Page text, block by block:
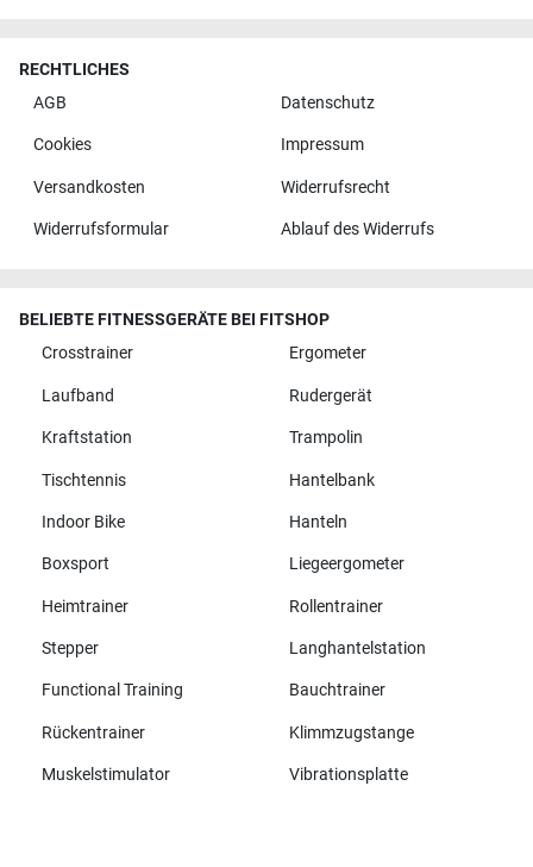
RECHTLICHES
AGB
Datenschutz
Cookies Impressum
Versandkosten Widerrufsrecht
Widerrufsformular Ablauf des Widerrufs
BELIEBTE FITNESSGERÄTE BEI FITSHOP
Crosstrainer
Ergometer
Laufband Rudergerät
Kraftstation Trampolin
Tischtennis Hantelbank
Indoor Bike Hanteln
Boxsport Liegeergometer
Heimtrainer Rollentrainer
Stepper Langhantelstation
Functional Training Bauchtrainer
Rückentrainer Klimmzugstange
Muskelstimulator Vibrationsplatte